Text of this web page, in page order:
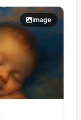
image